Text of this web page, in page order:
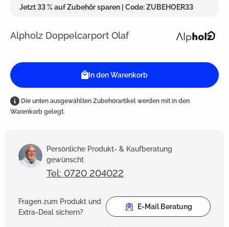
Jetzt 33 % auf Zubehör sparen | Code: ZUBEHOER33
Alpholz Doppelcarport Olaf
In den Warenkorb
Die unten ausgewählten Zubehörartikel werden mit in den
Warenkorb gelegt.
Persönliche Produkt- & Kaufberatung
gewünscht
Tel: 0720 204022
Fragen zum Produkt und
Extra-Deal sichern?
E-Mail Beratung